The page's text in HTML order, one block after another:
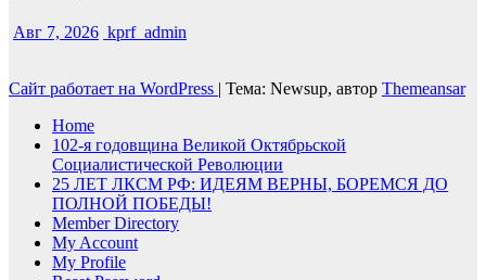
Авг 7, 2026 kprf_admin
Сайт работает на WordPress | Тема: Newsup, автор Themeansar
Home
102-я годовщина Великой Октябрьской
Социалистической Революции
25 ЛЕТ ЛКСМ РФ: ИДЕЯМ ВЕРНЫ, БОРЕМСЯ ДО
ПОЛНОЙ ПОБЕДЫ!
Member Directory
My Account
My Profile